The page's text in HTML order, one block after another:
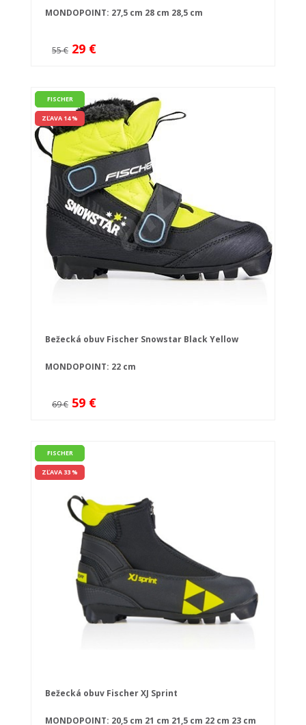
MONDOPOINT: 27,5 cm 28 cm 28,5 cm
55 € 29 €
FISCHER
ZĽAVA 14 %
Bežecká obuv Fischer Snowstar Black Yellow
MONDOPOINT: 22 cm
69 € 59 €
FISCHER
ZĽAVA 33 %
Bežecká obuv Fischer XJ Sprint
MONDOPOINT: 20,5 cm 21 cm 21,5 cm 22 cm 23 cm